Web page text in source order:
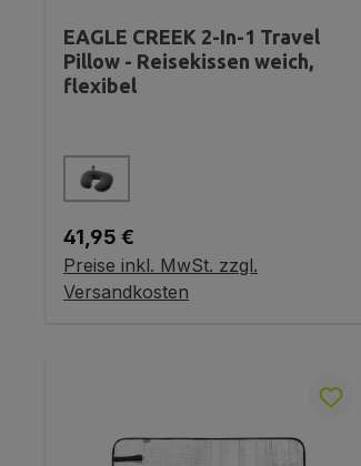
EAGLE CREEK 2-In-1 Travel
Pillow - Reisekissen weich,
flexibel
Farbe
Regulärer Preis:
41,95 €
Preise inkl. MwSt. zzgl.
Versandkosten
Variante wählen